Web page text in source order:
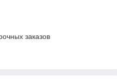
заказов